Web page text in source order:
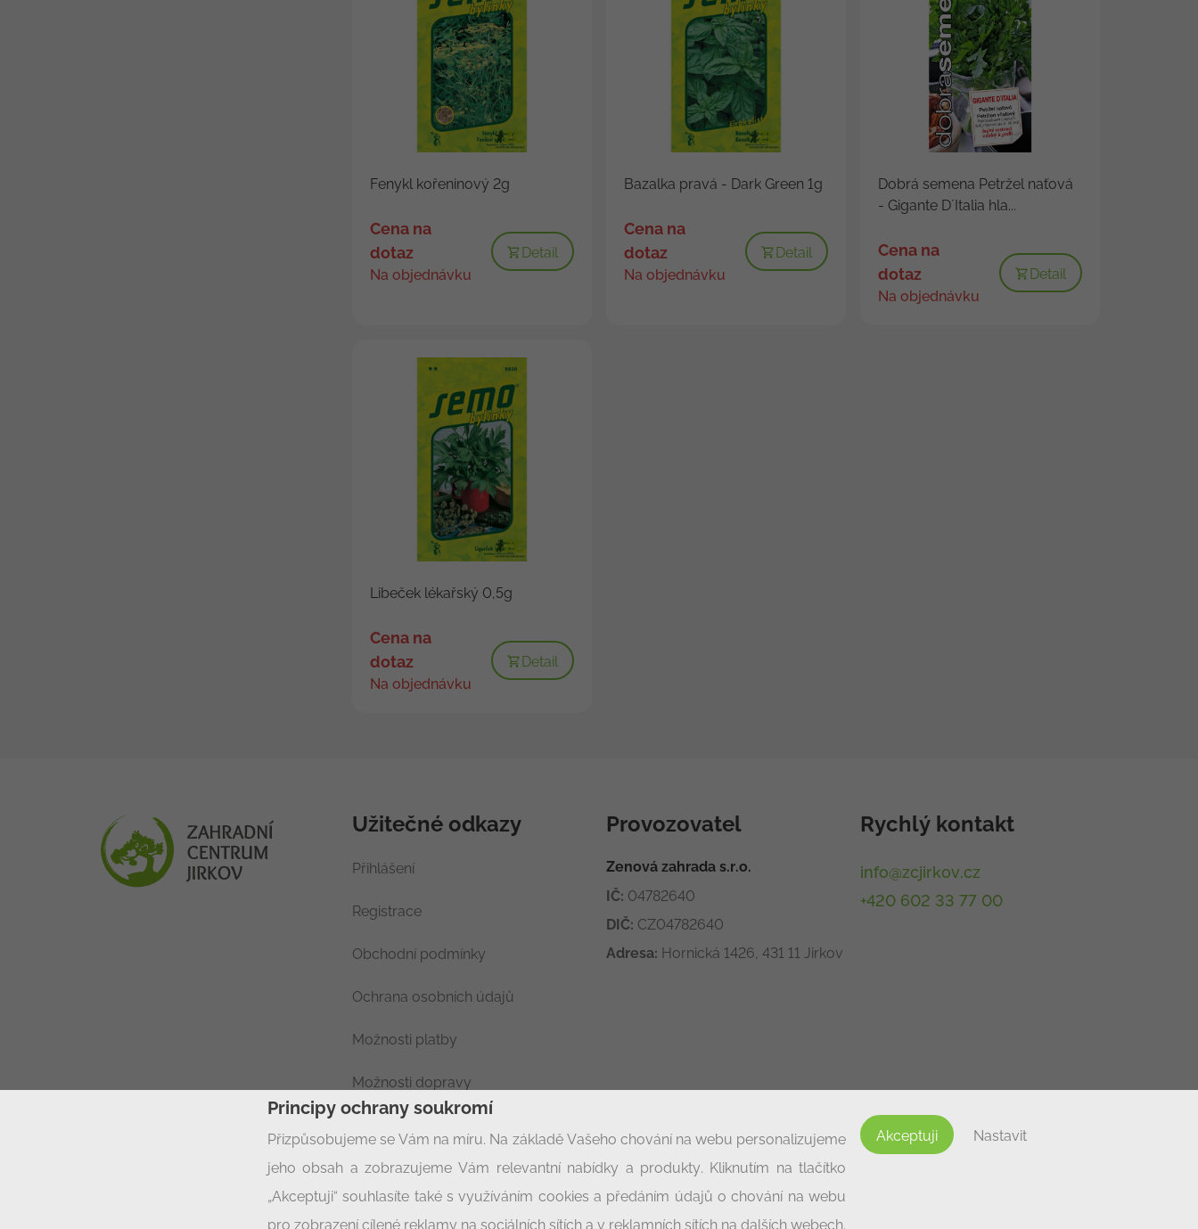
Fenykl kořeninový 2g
Cena na
dotaz
Na objednávku
Detail
Bazalka pravá - Dark Green 1g
Cena na
dotaz
Na objednávku
Detail
Dobrá semena Petržel naťová
- Gigante D´Italia hla...
Cena na
dotaz
Na objednávku
Detail
Libeček lékařský 0,5g
Cena na
dotaz
Na objednávku
Detail
Užitečné odkazy
Přihlášení
Registrace
Obchodní podmínky
Ochrana osobních údajů
Možnosti platby
Možnosti dopravy
Provozovatel
Zenová zahrada s.r.o.
IČ: 04782640
DIČ: CZ04782640
Adresa: Hornická 1426, 431 11 Jirkov
Rychlý kontakt
info@zcjirkov.cz
+420 602 33 77 00
Principy ochrany soukromí
Přizpůsobujeme se Vám na míru. Na základě Vašeho chování na webu personalizujeme
jeho obsah a zobrazujeme Vám relevantní nabídky a produkty. Kliknutím na tlačítko
„Akceptuji“ souhlasíte také s využíváním cookies a předáním údajů o chování na webu
pro zobrazení cílené reklamy na sociálních sítích a v reklamních sítích na dalších webech.
Akceptuji Nastavit